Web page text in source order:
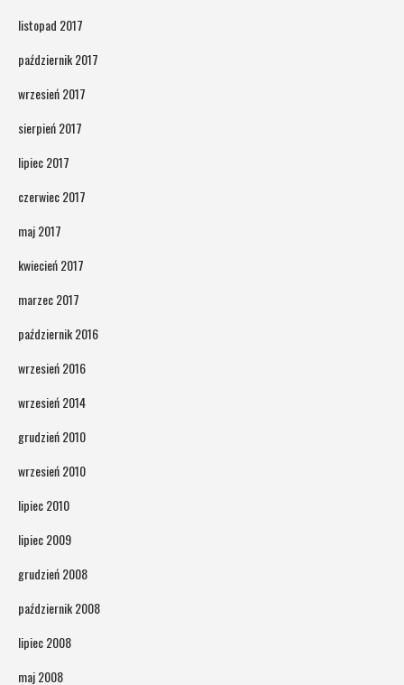
listopad 2017
październik 2017
wrzesień 2017
sierpień 2017
lipiec 2017
czerwiec 2017
maj 2017
kwiecień 2017
marzec 2017
październik 2016
wrzesień 2016
wrzesień 2014
grudzień 2010
wrzesień 2010
lipiec 2010
lipiec 2009
grudzień 2008
październik 2008
lipiec 2008
maj 2008